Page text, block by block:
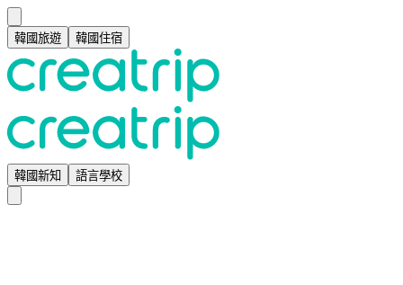
韓國旅遊 韓國住宿
韓國新知 語言學校